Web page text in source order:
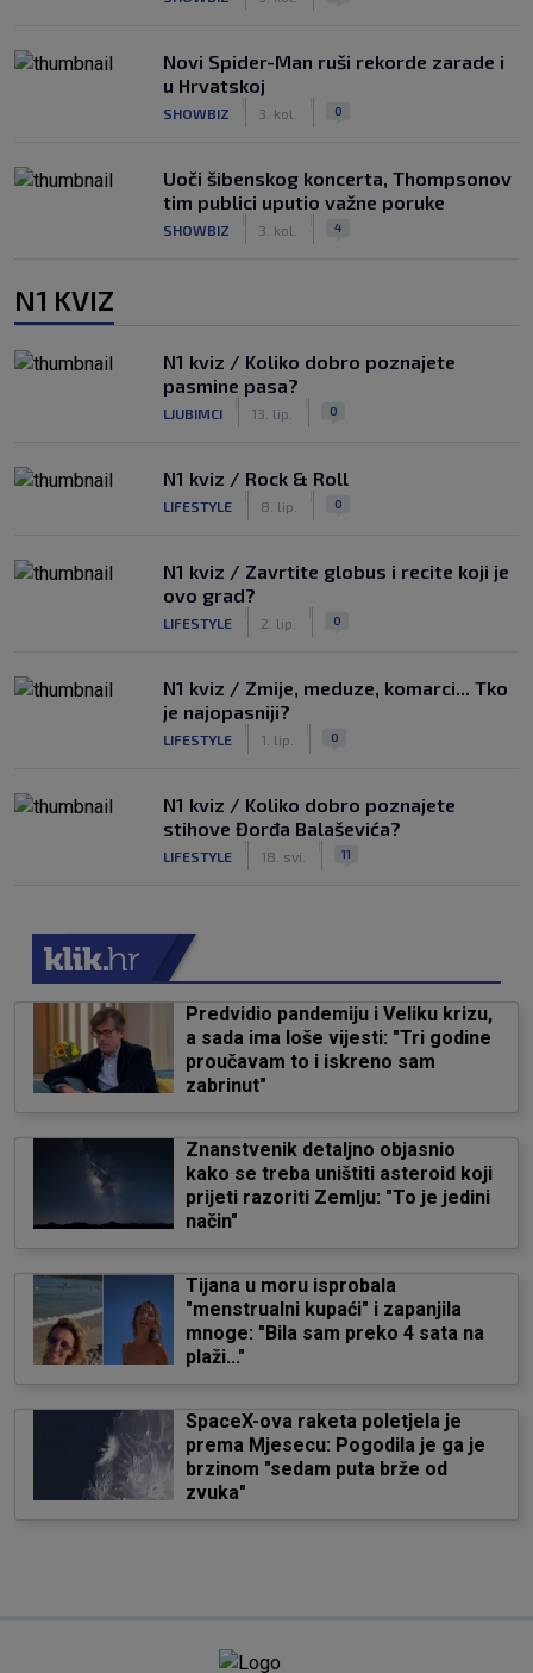
Novi Spider-Man ruši rekorde zarade i
u Hrvatskoj
SHOWBIZ 3. kol. 0
Uoči šibenskog koncerta, Thompsonov
tim publici uputio važne poruke
SHOWBIZ 3. kol. 4
N1 KVIZ
N1 kviz / Koliko dobro poznajete
pasmine pasa?
LJUBIMCI 13. lip. 0
N1 kviz / Rock & Roll
LIFESTYLE 8. lip. 0
N1 kviz / Zavrtite globus i recite koji je
ovo grad?
LIFESTYLE 2. lip. 0
N1 kviz / Zmije, meduze, komarci... Tko
je najopasniji?
LIFESTYLE 1. lip. 0
N1 kviz / Koliko dobro poznajete
stihove Đorđa Balaševića?
LIFESTYLE 18. svi. 11
Predvidio pandemiju i Veliku krizu,
a sada ima loše vijesti: "Tri godine
proučavam to i iskreno sam
zabrinut"
Znanstvenik detaljno objasnio
kako se treba uništiti asteroid koji
prijeti razoriti Zemlju: "To je jedini
način"
Tijana u moru isprobala
"menstrualni kupaći" i zapanjila
mnoge: "Bila sam preko 4 sata na
plaži..."
SpaceX-ova raketa poletjela je
prema Mjesecu: Pogodila je ga je
brzinom "sedam puta brže od
zvuka"